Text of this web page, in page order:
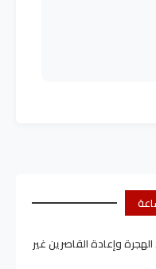
وإعادة القاصرين غير